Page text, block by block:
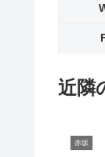
近隣
赤坂